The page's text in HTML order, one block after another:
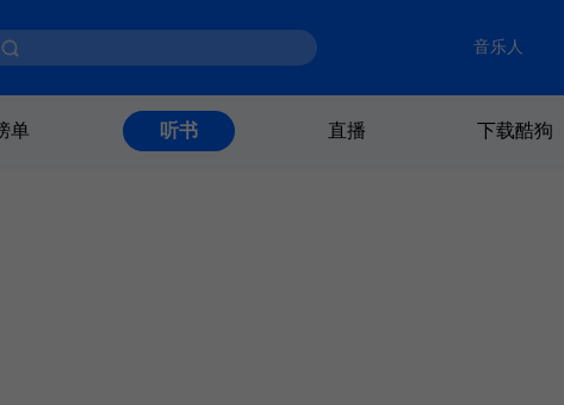
音乐人
单 听书 直播 下载酷狗